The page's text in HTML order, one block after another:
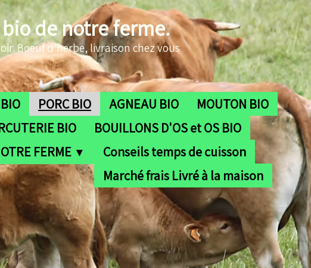
de notre ferme.
Boeuf d'herbe, livraison chez vous
PORC BIO AGNEAU BIO
MOUTON BIO
BIO
BOUILLONS D'OS et OS BIO
FERME ▼
Conseils temps de cuisson
Marché frais Livré à la maison